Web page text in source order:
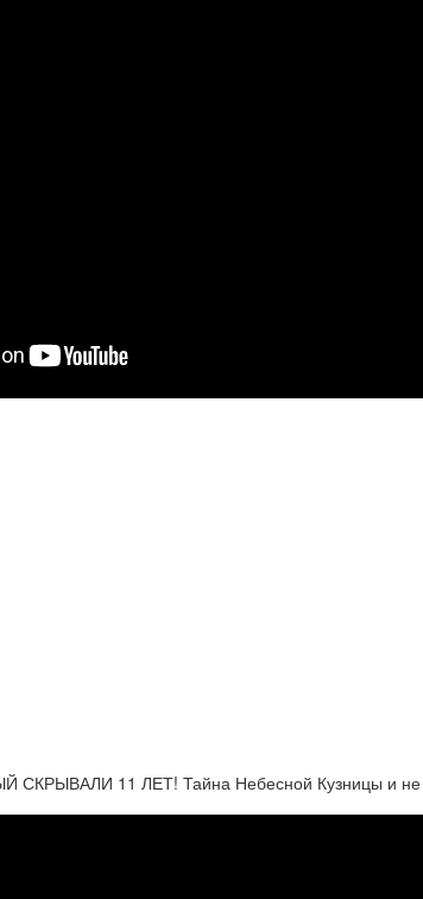
СКРЫВАЛИ 11 ЛЕТ! Тайна Небесной Кузницы и не